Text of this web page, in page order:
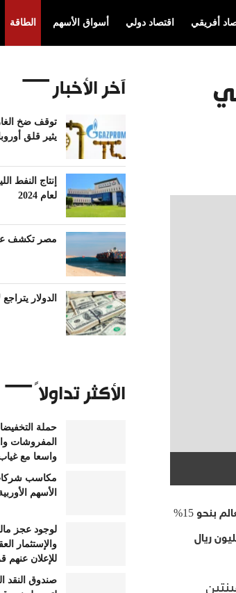
أفريقي اقتصاد دولي أسواق الأسهم الطاقة
ارتفع صافي ربح شركة «ناقلات» القطرية، التي تمتلك أكبر أسطول لنقل الغاز الطبيعي المسال في العالم بنحو 15%
قطري خلال النصف الأول من العام المنتهي في 30 يونيو الماضي، مقارنة بـ636 مليون ريال
آخر الأخبار
توقف ضخ
يثير قلق
إنتاج النفط
لعام 2024
مصر تكشف عن
الدولار يتراجع
الأكثر تداولاً
حملة
المفروشات
واسعا مع
مكاسب
الأسهم
لوجود عجز
للإعلان عنهم
صندوق النقد